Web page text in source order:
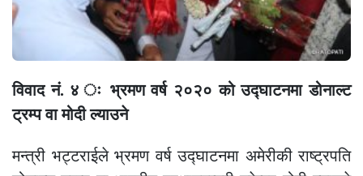
विवाद नं. ४ ः भ्रमण वर्ष २०२० को उद्घाटनमा डोनाल्ट
ट्रम्प वा मोदी ल्याउने
मन्त्री भट्टराईले भ्रमण वर्ष उद्घाटनमा अमेरीकी राष्ट्रपति